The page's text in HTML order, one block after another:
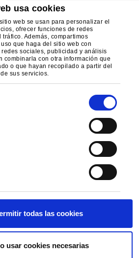
usa cookies
web se usan para personalizar el
ofrecer funciones de redes
Además, compartimos
que haga del sitio web con
sociales, publicidad y análisis
combinarla con otra información que
o que hayan recopilado a partir del
sus servicios.
todas las cookies
usar cookies necesarias
with Tata Steel
No. 02280000